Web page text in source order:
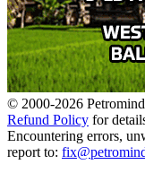
© 2000-2026
Refund Policy for
Encountering errors,
report to: